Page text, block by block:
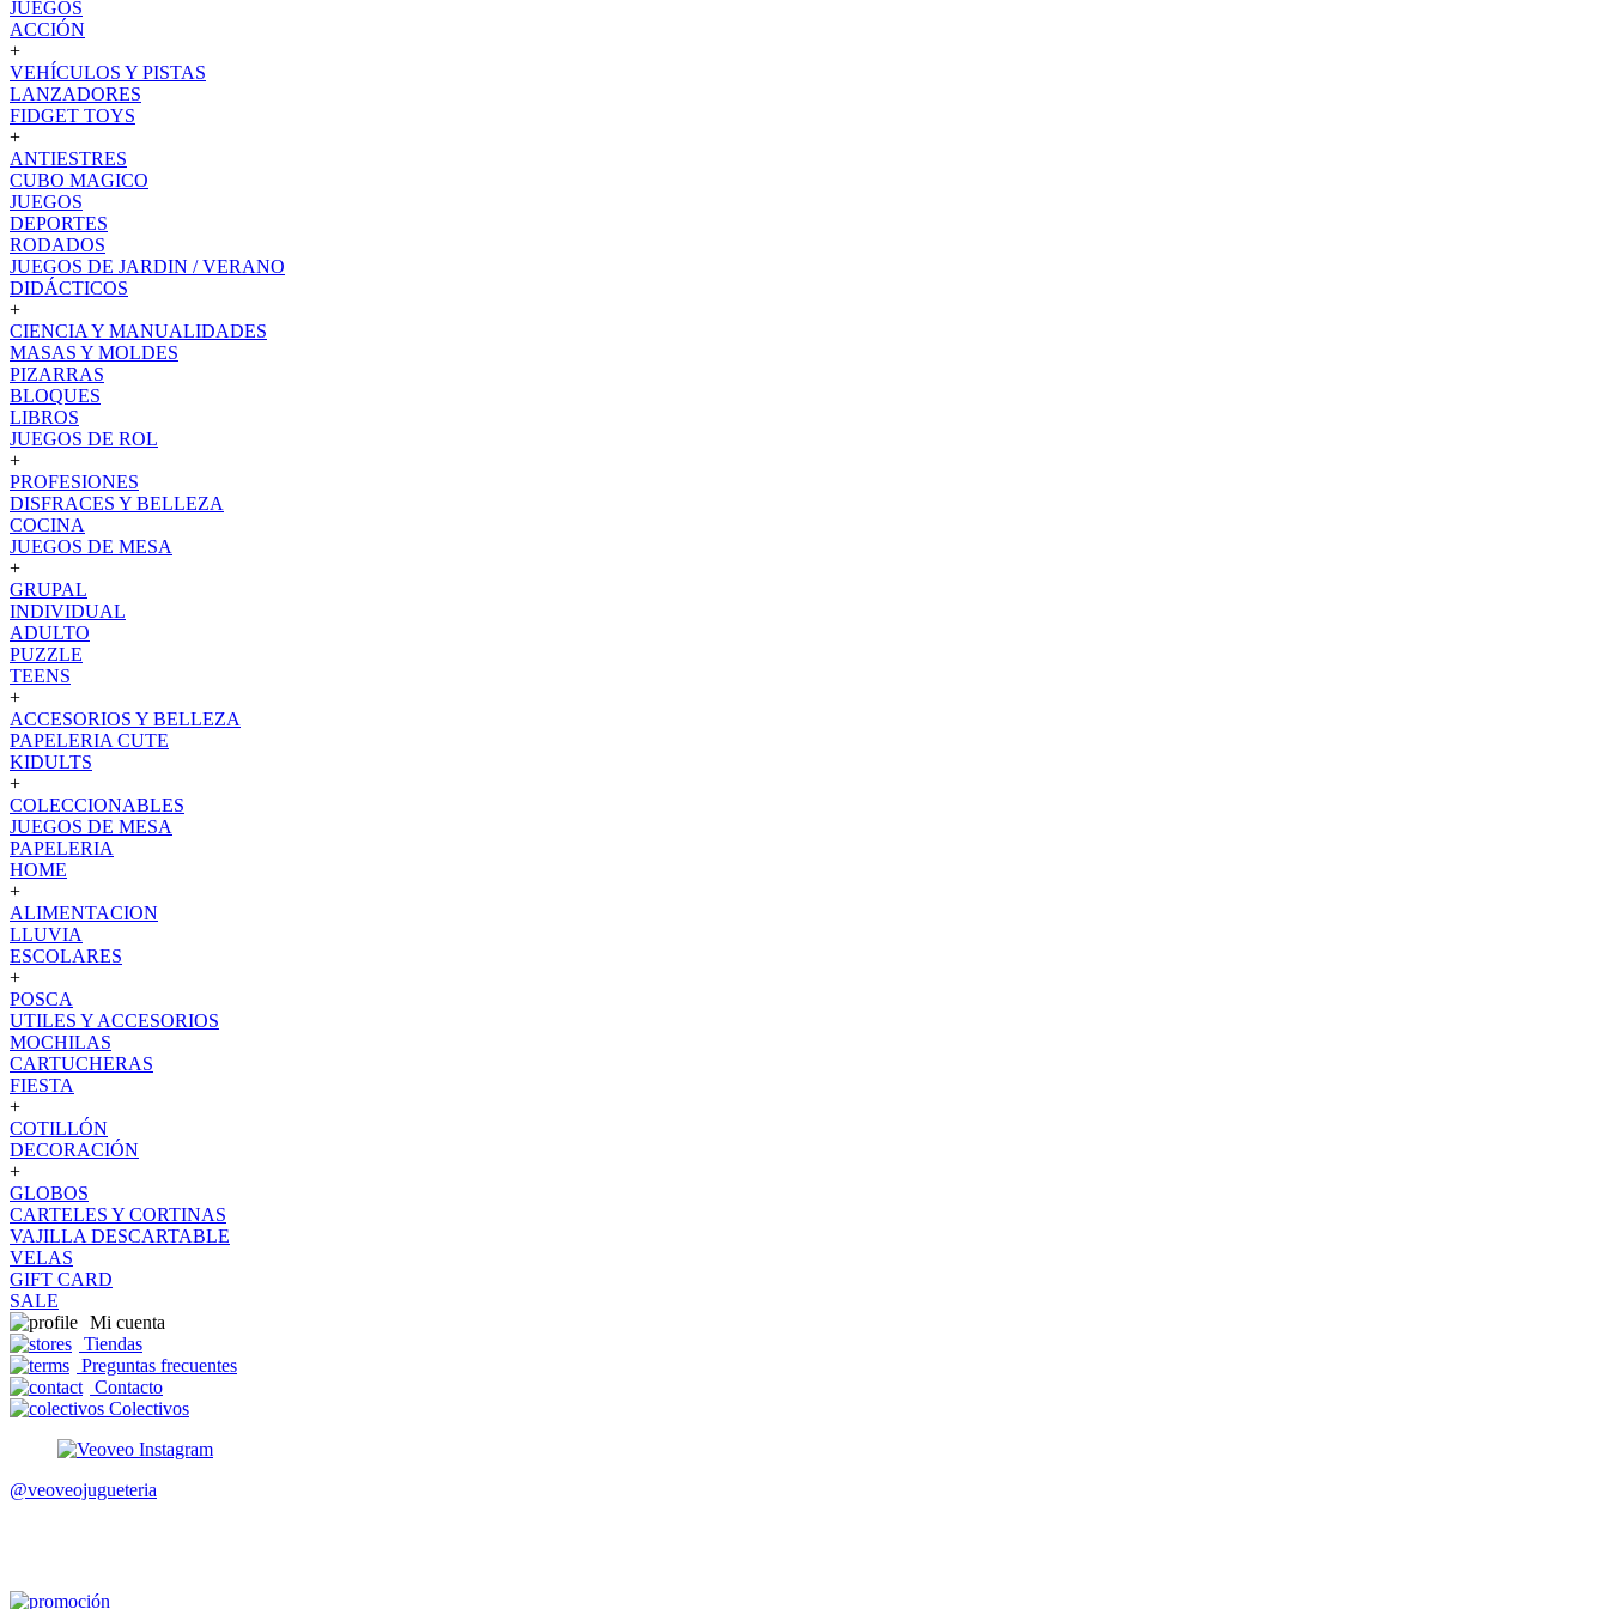
JUEGOS
ACCIÓN
+
VEHÍCULOS Y PISTAS
LANZADORES
FIDGET TOYS
+
ANTIESTRES
CUBO MAGICO
JUEGOS
DEPORTES
RODADOS
JUEGOS DE JARDIN / VERANO
DIDÁCTICOS
+
CIENCIA Y MANUALIDADES
MASAS Y MOLDES
PIZARRAS
BLOQUES
LIBROS
JUEGOS DE ROL
+
PROFESIONES
DISFRACES Y BELLEZA
COCINA
JUEGOS DE MESA
+
GRUPAL
INDIVIDUAL
ADULTO
PUZZLE
TEENS
+
ACCESORIOS Y BELLEZA
PAPELERIA CUTE
KIDULTS
+
COLECCIONABLES
JUEGOS DE MESA
PAPELERIA
HOME
+
ALIMENTACION
LLUVIA
ESCOLARES
+
POSCA
UTILES Y ACCESORIOS
MOCHILAS
CARTUCHERAS
FIESTA
+
COTILLÓN
DECORACIÓN
+
GLOBOS
CARTELES Y CORTINAS
VAJILLA DESCARTABLE
VELAS
GIFT CARD
SALE
Mi cuenta
Tiendas
Preguntas frecuentes
Contacto
Colectivos
@veoveojugueteria